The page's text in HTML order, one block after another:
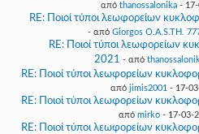
από thanossalonika -
RE: Ποιοί τύποι λεωφορείων
- από Giorgos O.A.S.TH.
RE: Ποιοί τύποι λεωφορείων
2021 - από
RE: Ποιοί τύποι λεωφορείων
από jimis2001 - 17-
RE: Ποιοί τύποι λεωφορείων
από mirko- 17-03-
RE: Ποιοί τύποι λεωφορείων